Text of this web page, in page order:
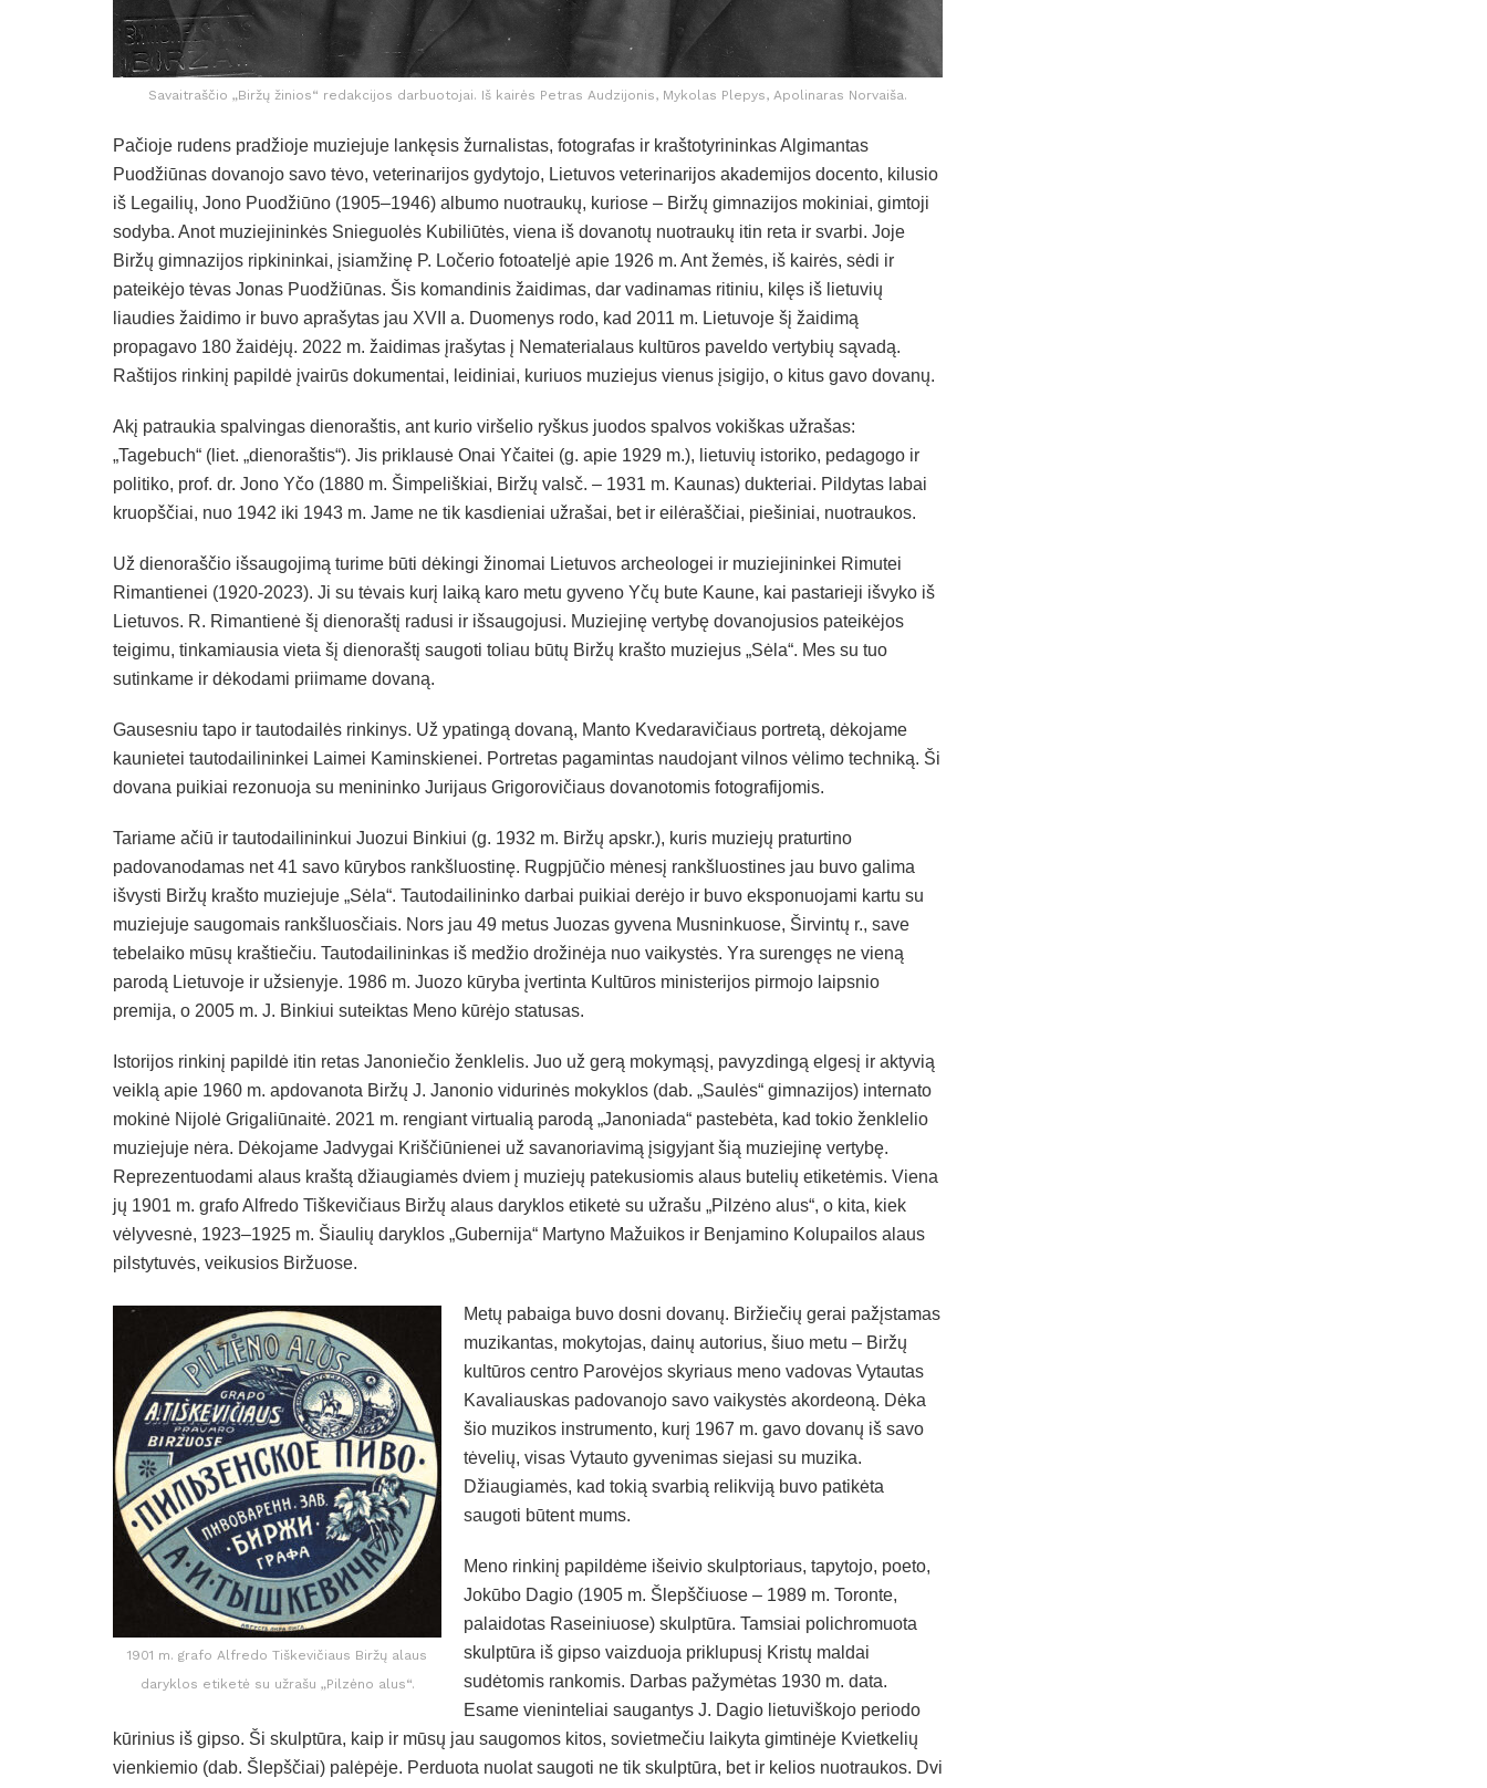
Savaitraščio „Biržų žinios“ redakcijos darbuotojai. Iš kairės Petras Audzijonis, Mykolas Plepys, Apolinaras Norvaiša.
Pačioje rudens pradžioje muziejuje lankęsis žurnalistas, fotografas ir kraštotyrininkas Algimantas
Puodžiūnas dovanojo savo tėvo, veterinarijos gydytojo, Lietuvos veterinarijos akademijos docento, kilusio
iš Legailių, Jono Puodžiūno (1905–1946) albumo nuotraukų, kuriose – Biržų gimnazijos mokiniai, gimtoji
sodyba. Anot muziejininkės Snieguolės Kubiliūtės, viena iš dovanotų nuotraukų itin reta ir svarbi. Joje
Biržų gimnazijos ripkininkai, įsiamžinę P. Ločerio fotoateljė apie 1926 m. Ant žemės, iš kairės, sėdi ir
pateikėjo tėvas Jonas Puodžiūnas. Šis komandinis žaidimas, dar vadinamas ritiniu, kilęs iš lietuvių
liaudies žaidimo ir buvo aprašytas jau XVII a. Duomenys rodo, kad 2011 m. Lietuvoje šį žaidimą
propagavo 180 žaidėjų. 2022 m. žaidimas įrašytas į Nematerialaus kultūros paveldo vertybių sąvadą.
Raštijos rinkinį papildė įvairūs dokumentai, leidiniai, kuriuos muziejus vienus įsigijo, o kitus gavo dovanų.
Akį patraukia spalvingas dienoraštis, ant kurio viršelio ryškus juodos spalvos vokiškas užrašas:
„Tagebuch“ (liet. „dienoraštis“). Jis priklausė Onai Yčaitei (g. apie 1929 m.), lietuvių istoriko, pedagogo ir
politiko, prof. dr. Jono Yčo (1880 m. Šimpeliškiai, Biržų valsč. – 1931 m. Kaunas) dukteriai. Pildytas labai
kruopščiai, nuo 1942 iki 1943 m. Jame ne tik kasdieniai užrašai, bet ir eilėraščiai, piešiniai, nuotraukos.
Už dienoraščio išsaugojimą turime būti dėkingi žinomai Lietuvos archeologei ir muziejininkei Rimutei
Rimantienei (1920-2023). Ji su tėvais kurį laiką karo metu gyveno Yčų bute Kaune, kai pastarieji išvyko iš
Lietuvos. R. Rimantienė šį dienoraštį radusi ir išsaugojusi. Muziejinę vertybę dovanojusios pateikėjos
teigimu, tinkamiausia vieta šį dienoraštį saugoti toliau būtų Biržų krašto muziejus „Sėla“. Mes su tuo
sutinkame ir dėkodami priimame dovaną.
Gausesniu tapo ir tautodailės rinkinys. Už ypatingą dovaną, Manto Kvedaravičiaus portretą, dėkojame
kaunietei tautodailininkei Laimei Kaminskienei. Portretas pagamintas naudojant vilnos vėlimo techniką. Ši
dovana puikiai rezonuoja su menininko Jurijaus Grigorovičiaus dovanotomis fotografijomis.
Tariame ačiū ir tautodailininkui Juozui Binkiui (g. 1932 m. Biržų apskr.), kuris muziejų praturtino
padovanodamas net 41 savo kūrybos rankšluostinę. Rugpjūčio mėnesį rankšluostines jau buvo galima
išvysti Biržų krašto muziejuje „Sėla“. Tautodailininko darbai puikiai derėjo ir buvo eksponuojami kartu su
muziejuje saugomais rankšluosčiais. Nors jau 49 metus Juozas gyvena Musninkuose, Širvintų r., save
tebelaiko mūsų kraštiečiu. Tautodailininkas iš medžio drožinėja nuo vaikystės. Yra surengęs ne vieną
parodą Lietuvoje ir užsienyje. 1986 m. Juozo kūryba įvertinta Kultūros ministerijos pirmojo laipsnio
premija, o 2005 m. J. Binkiui suteiktas Meno kūrėjo statusas.
Istorijos rinkinį papildė itin retas Janoniečio ženklelis. Juo už gerą mokymąsį, pavyzdingą elgesį ir aktyvią
veiklą apie 1960 m. apdovanota Biržų J. Janonio vidurinės mokyklos (dab. „Saulės“ gimnazijos) internato
mokinė Nijolė Grigaliūnaitė. 2021 m. rengiant virtualią parodą „Janoniada“ pastebėta, kad tokio ženklelio
muziejuje nėra. Dėkojame Jadvygai Kriščiūnienei už savanoriavimą įsigyjant šią muziejinę vertybę.
Reprezentuodami alaus kraštą džiaugiamės dviem į muziejų patekusiomis alaus butelių etiketėmis. Viena
jų 1901 m. grafo Alfredo Tiškevičiaus Biržų alaus daryklos etiketė su užrašu „Pilzėno alus“, o kita, kiek
vėlyvesnė, 1923–1925 m. Šiaulių daryklos „Gubernija“ Martyno Mažuikos ir Benjamino Kolupailos alaus
pilstytuvės, veikusios Biržuose.
1901 m. grafo Alfredo Tiškevičiaus Biržų alaus
daryklos etiketė su užrašu „Pilzėno alus“.
Metų pabaiga buvo dosni dovanų. Biržiečių gerai pažįstamas
muzikantas, mokytojas, dainų autorius, šiuo metu – Biržų
kultūros centro Parovėjos skyriaus meno vadovas Vytautas
Kavaliauskas padovanojo savo vaikystės akordeoną. Dėka
šio muzikos instrumento, kurį 1967 m. gavo dovanų iš savo
tėvelių, visas Vytauto gyvenimas siejasi su muzika.
Džiaugiamės, kad tokią svarbią relikviją buvo patikėta
saugoti būtent mums.
Meno rinkinį papildėme išeivio skulptoriaus, tapytojo, poeto,
Jokūbo Dagio (1905 m. Šlepščiuose – 1989 m. Toronte,
palaidotas Raseiniuose) skulptūra. Tamsiai polichromuota
skulptūra iš gipso vaizduoja priklupusį Kristų maldai
sudėtomis rankomis. Darbas pažymėtas 1930 m. data.
Esame vieninteliai saugantys J. Dagio lietuviškojo periodo
kūrinius iš gipso. Ši skulptūra, kaip ir mūsų jau saugomos kitos, sovietmečiu laikyta gimtinėje Kvietkelių
vienkiemio (dab. Šlepščiai) palėpėje. Perduota nuolat saugoti ne tik skulptūra, bet ir kelios nuotraukos. Dvi